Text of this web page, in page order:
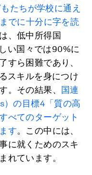
たちが学校に通え
でに十分に字を読
は、低中所得国
い国々では90%に
すら困難であり、
スキルを身につけ
。その結果、 国連
）の目標4「質の高
べてのターゲット
す。この中には、
に就くためのスキ
れています。